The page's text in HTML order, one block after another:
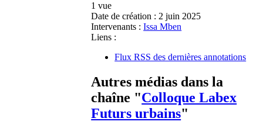
1 vue
Date de création : 2 juin 2025
Intervenants : Issa Mben
Liens :
Flux RSS des dernières annotations
Autres médias dans la
chaîne "Colloque Labex
Futurs urbains"